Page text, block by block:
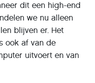
dit een high-end
we nu alleen
blijven er. Het
ook af van de
uitvoert en van